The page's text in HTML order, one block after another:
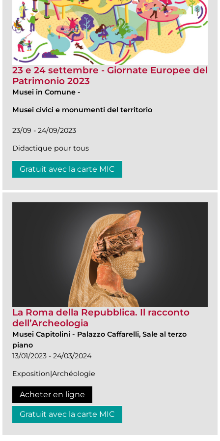
23 e 24 settembre - Giornate Europee del
Patrimonio 2023
Musei in Comune -
Musei civici e monumenti del territorio
23/09 - 24/09/2023
Didactique pour tous
Gratuit avec la carte MIC
La Roma della Repubblica. Il racconto
dell’Archeologia
Musei Capitolini - Palazzo Caffarelli, Sale al terzo
piano
13/01/2023 - 24/03/2024
Exposition|Archéologie
Acheter en ligne
Gratuit avec la carte MIC